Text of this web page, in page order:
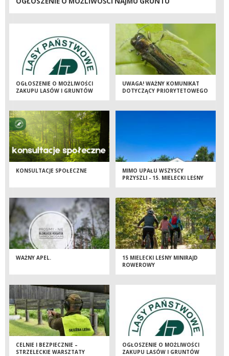
OGŁOSZENIE O MOŻLIWOŚCI
ZAKUPU LASÓW I GRUNTÓW
UWAGA! WAŻNY KOMUNIKAT
DOTYCZĄCY PRIORYTETOWEGO
JESIONOWCA
KONSULTACJE SPOŁECZNE
MIMO UPAŁU WSZYSCY
PRZYSZLI - 15. MIELECKI LEŚNY
WAŻNY APEL.
15 MIELECKI LEŚNY MINIRAJD
ROWEROWY
CELNIE I BEZPIECZNIE –
STRZELECKIE WARSZTATY
OGŁOSZENIE O MOŻLIWOŚCI
ZAKUPU LASÓW I GRUNTÓW